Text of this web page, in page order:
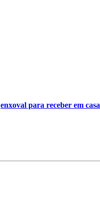
enxoval para receber em casa